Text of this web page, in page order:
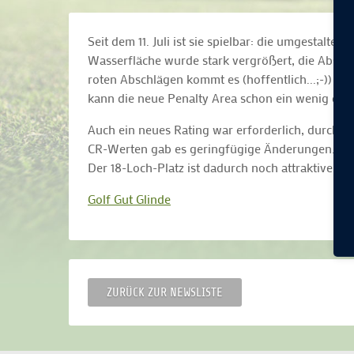
Seit dem 11. Juli ist sie spielbar: die umgestaltete
Wasserfläche wurde stark vergrößert, die
roten Abschlägen kommt es (hoffentlich...;-))
kann die neue Penalty Area schon ein wenig
Auch ein neues Rating war erforderlich, durch
CR-Werten gab es geringfügige Änderungen.
Der 18-Loch-Platz ist dadurch noch attraktiver
Golf Gut Glinde
ZURÜCK ZUR NEWSLISTE